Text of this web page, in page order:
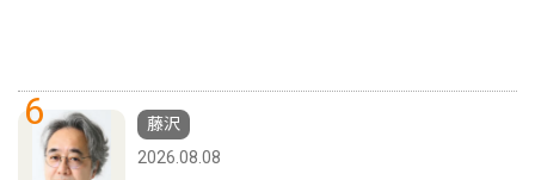
6
藤沢
2026.08.08